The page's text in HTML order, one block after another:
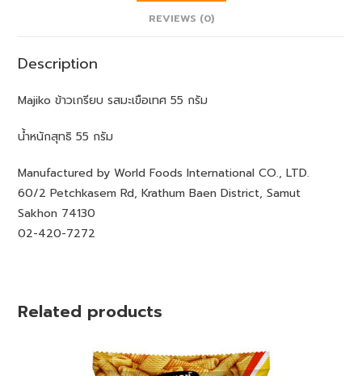
REVIEWS (0)
Description
Majiko ข้าวเกรียบ รสมะเขือเทศ 55 กรัม
น้ำหนักสุทธิ 55 กรัม
Manufactured by World Foods International CO., LTD.
60/2 Petchkasem Rd, Krathum Baen District, Samut
Sakhon 74130
02-420-7272
Related products